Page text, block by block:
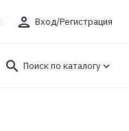
person Вход/Регистрация
search Поиск по каталогу